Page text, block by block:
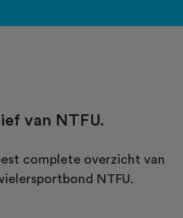
van NTFU.
complete overzicht van
NTFU.